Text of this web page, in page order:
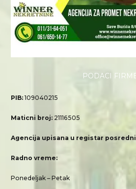
PODACI
PIB:109040215
Maticni broj: 21116505
Agencija upisana u registar
Radno vreme:
Ponedeljak – Petak